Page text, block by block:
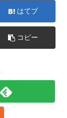
はてブ
コピー